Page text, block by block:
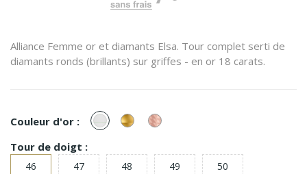
Alliance Femme or et diamants Elsa. Tour complet serti de
diamants ronds (brillants) sur griffes - en or 18 carats.
Couleur d'or : or
Blanc
or
Jaune
or
Rose
Tour de doigt :
46 47 48 49
50